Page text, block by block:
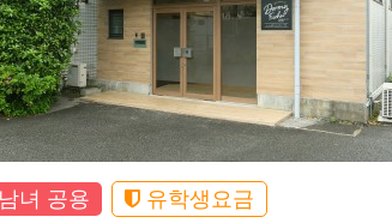
녀 공용 유학생요금